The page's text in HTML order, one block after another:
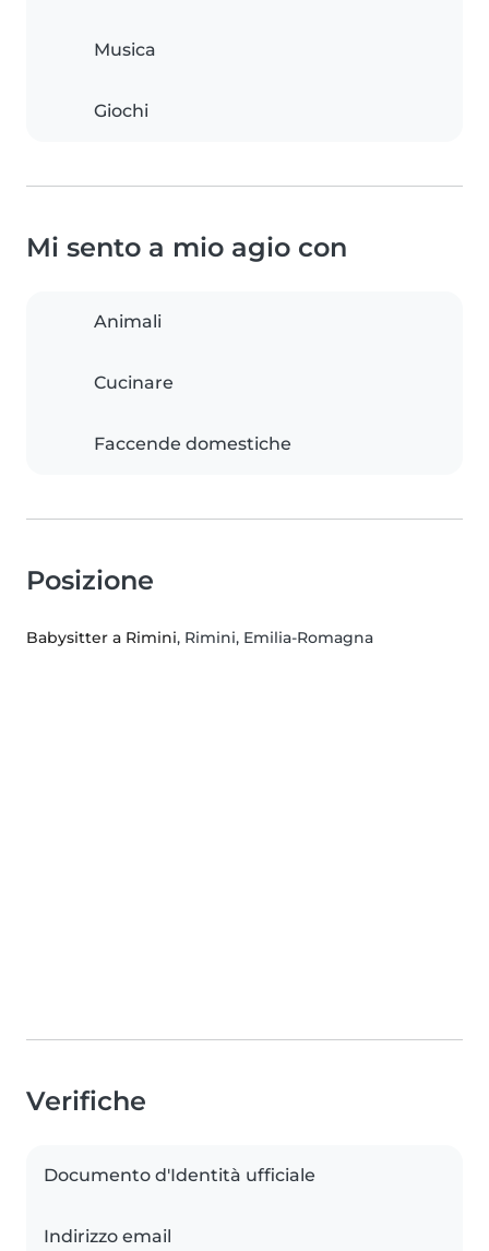
Musica
Giochi
Mi sento a mio agio con
Animali
Cucinare
Faccende domestiche
Posizione
Babysitter a Rimini, Rimini, Emilia-Romagna
Verifiche
Documento d'Identità ufficiale
Indirizzo email